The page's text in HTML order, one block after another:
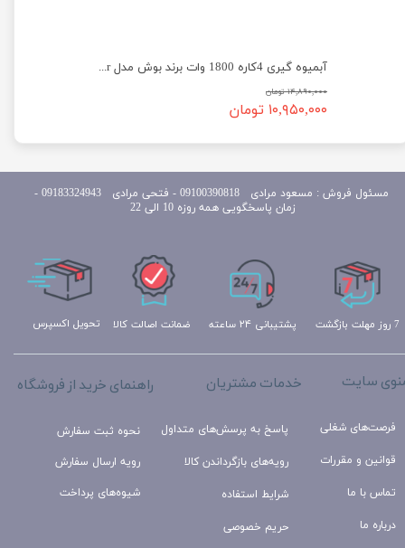
آبمیوه گیری 4کاره 1800 وات برند بوش مدل Bosch MES4020 Juicer
۱۴,۸۹۰,۰۰۰ تومان
۱۰,۹۵۰,۰۰۰ تومان
تحویل اکسپرس پشتیبانی ۲۴ ساعته 7 روز مهلت بازگشت ضمانت اصالت کالا
راهنمای خرید از فروشگاه
نحوه ثبت سفارش
رویه ارسال سفارش
شیوه‌های پرداخت
خدمات مشتریان
پاسخ به پرسش‌های متداول
رویه‌های بازگرداندن کالا
شرایط استفاده
حریم خصوصی
سایت
فرصت‌های شغلی
قوانین و مقررات
تماس با ما
درباره ما
مسئول
فروش : مسعود مرادی 09100390818​​​​​​​ ​​​​​​​- فتحی مرادی 09183324943 -
زمان پاسخگویی همه روزه 10 الی 22